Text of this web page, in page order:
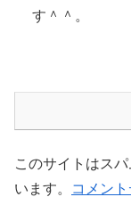
す＾＾。
このサイトはス
います。
コメン